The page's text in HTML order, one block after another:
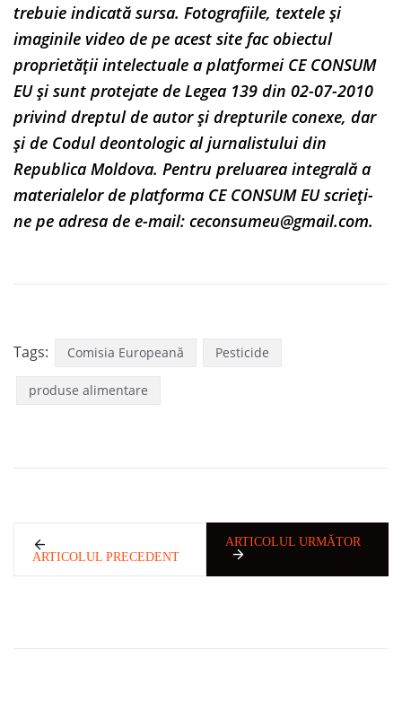
trebuie indicată sursa. Fotografiile, textele și
imaginile video de pe acest site fac obiectul
proprietății intelectuale a platformei CE CONSUM
EU și sunt protejate de Legea 139 din 02-07-2010
privind dreptul de autor și drepturile conexe, dar
și de Codul deontologic al jurnalistului din
Republica Moldova. Pentru preluarea integrală a
materialelor de platforma CE CONSUM EU scrieți-
ne pe adresa de e-mail: ceconsumeu@gmail.com.
Tags: Comisia Europeană Pesticide
produse alimentare
ARTICOLUL PRECEDENT
ARTICOLUL URMĂTOR